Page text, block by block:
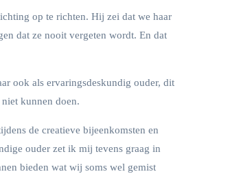
op te richten. Hij zei dat we haar
dat ze nooit vergeten wordt. En dat
ook als ervaringsdeskundig ouder, dit
kunnen doen.
de creatieve bijeenkomsten en
ouder zet ik mij tevens graag in
bieden wat wij soms wel gemist